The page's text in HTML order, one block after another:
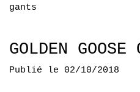
gants
GOLDEN
Publié le 02/10/2018